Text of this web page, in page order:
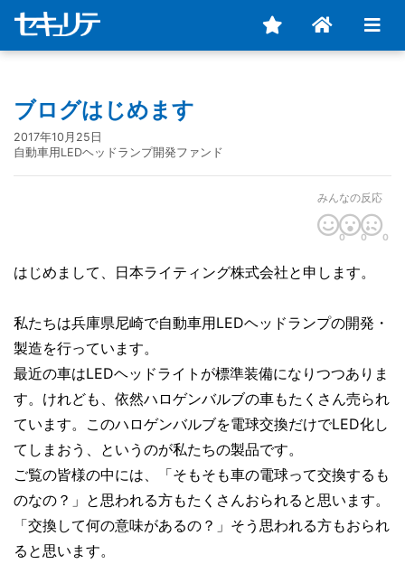
ブログはじめます
2017年10月25日
自動車用LEDヘッドランプ開発ファンド
みんなの反応
0 0 0
はじめまして、日本ライティング株式会社と申します。
私たちは兵庫県尼崎で自動車用LEDヘッドランプの開発・
製造を行っています。
最近の車はLEDヘッドライトが標準装備になりつつありま
す。けれども、依然ハロゲンバルブの車もたくさん売られ
ています。このハロゲンバルブを電球交換だけでLED化し
てしまおう、というのが私たちの製品です。
ご覧の皆様の中には、「そもそも車の電球って交換するも
のなの？」と思われる方もたくさんおられると思います。
「交換して何の意味があるの？」そう思われる方もおられ
ると思います。